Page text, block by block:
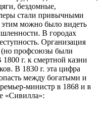
бездомные,
стали привычными
этим можно было видеть
В городах
Организация
(но профсоюзы были
г. к смертной казни
В 1830 г. эта цифра
между богатыми и
министр в 1868 и в
«Сивилла»: